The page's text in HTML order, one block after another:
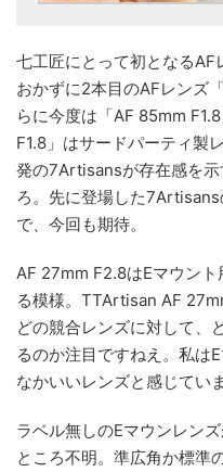
七工匠にとって初となる
おかずに2本目のAFレンズ
らに今度は「AF 85mm
F1.8」はサードパーティ製
発の7Artisansが存在感を示
ろ。先に登場した
で、今回も期待。
AF 27mm F2.8はEマウン
る模様。TTArtisan AF
どの競合レンズに対して、
るのか注目ですねえ。私は
なかいいレンズと感じてい
ラベル無しのEマウンレン
ところ不明。準広角か標準